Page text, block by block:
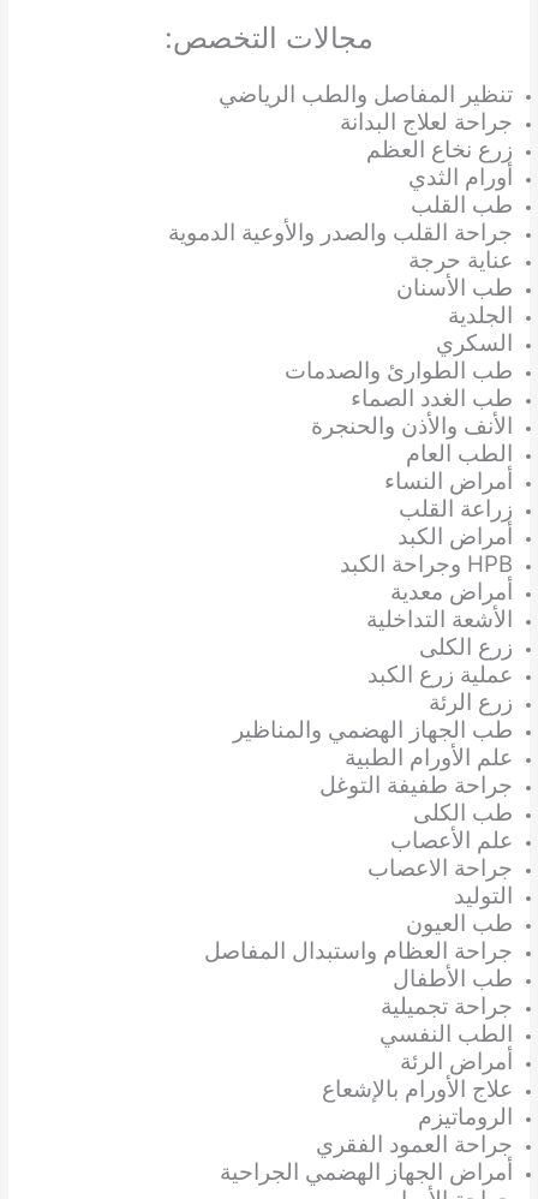
مجالات التخصص:
تنظير المفاصل والطب الرياضي
جراحة لعلاج البدانة
زرع نخاع العظم
أورام الثدي
طب القلب
جراحة القلب والصدر والأوعية الدموية
عناية حرجة
طب الأسنان
الجلدية
السكري
طب الطوارئ والصدمات
طب الغدد الصماء
الأنف والأذن والحنجرة
الطب العام
أمراض النساء
زراعة القلب
أمراض الكبد
HPB وجراحة الكبد
أمراض معدية
الأشعة التداخلية
زرع الكلى
عملية زرع الكبد
زرع الرئة
طب الجهاز الهضمي والمناظير
علم الأورام الطبية
جراحة طفيفة التوغل
طب الكلى
علم الأعصاب
جراحة الاعصاب
التوليد
طب العيون
جراحة العظام واستبدال المفاصل
طب الأطفال
جراحة تجميلية
الطب النفسي
أمراض الرئة
علاج الأورام بالإشعاع
الروماتيزم
جراحة العمود الفقري
أمراض الجهاز الهضمي الجراحية